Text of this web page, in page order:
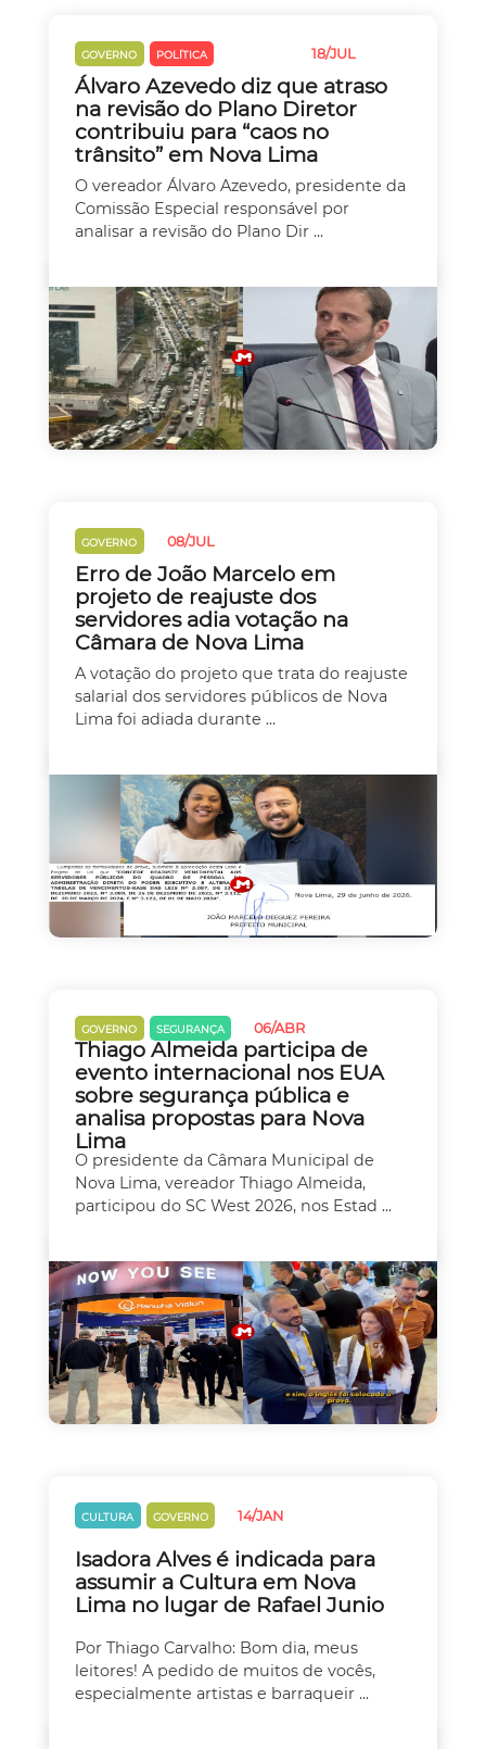
GOVERNO POLÍTICA 18/JUL
Álvaro Azevedo diz que atraso
na revisão do Plano Diretor
contribuiu para “caos no
trânsito” em Nova Lima
O vereador Álvaro Azevedo, presidente da
Comissão Especial responsável por
analisar a revisão do Plano Dir ...
GOVERNO 08/JUL
Erro de João Marcelo em
projeto de reajuste dos
servidores adia votação na
Câmara de Nova Lima
A votação do projeto que trata do reajuste
salarial dos servidores públicos de Nova
Lima foi adiada durante ...
GOVERNO SEGURANÇA 06/ABR
Thiago Almeida participa de
evento internacional nos EUA
sobre segurança pública e
analisa propostas para Nova
Lima
O presidente da Câmara Municipal de
Nova Lima, vereador Thiago Almeida,
participou do SC West 2026, nos Estad ...
CULTURA GOVERNO 14/JAN
Isadora Alves é indicada para
assumir a Cultura em Nova
Lima no lugar de Rafael Junio
Por Thiago Carvalho: Bom dia, meus
leitores! A pedido de muitos de vocês,
especialmente artistas e barraqueir ...